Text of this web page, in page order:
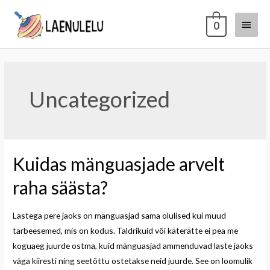
0
Uncategorized
Kuidas mänguasjade arvelt
raha säästa?
Lastega pere jaoks on mänguasjad sama olulised kui muud
tarbeesemed, mis on kodus. Taldrikuid või käterätte ei pea me
koguaeg juurde ostma, kuid mänguasjad ammenduvad laste jaoks
väga kiiresti ning seetõttu ostetakse neid juurde. See on loomulik